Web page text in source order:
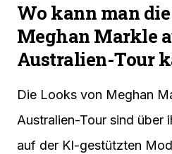
Wo kann man
Meghan Markle
Australien-Tour
Die Looks von Meghan
Australien-Tour sind über
auf der KI-gestützten